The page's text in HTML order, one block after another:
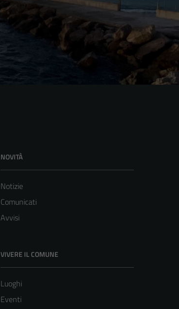
NOVITÀ
Notizie
Comunicati
Avvisi
VIVERE IL COMUNE
Luoghi
Eventi